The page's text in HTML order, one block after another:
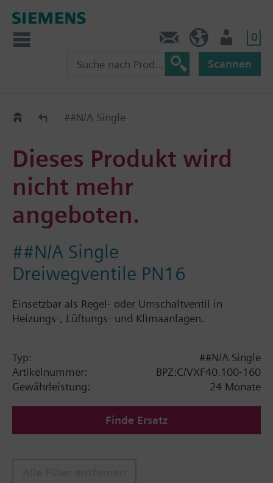
0
Scannen
Old2New##N/A Single
Dieses Produkt wird
nicht mehr
angeboten.
##N/A Single
Dreiwegventile PN16
Einsetzbar als Regel- oder Umschaltventil in
Heizungs-, Lüftungs- und Klimaanlagen.
Typ:
##N/A Single
Artikelnummer:
BPZ:C/VXF40.100-160
Gewährleistung:
24 Monate
Finde Ersatz